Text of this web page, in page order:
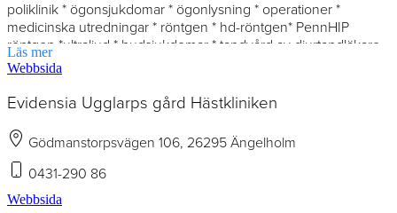
poliklinik * ögonsjukdomar * ögonlysning * operationer *
medicinska utredningar * röntgen * hd-röntgen* PennHIP
röntgen *ultraljud * hudsjukdomar * tandvård av djurtandläkare
& tandutb.sköterska * diabetes * förebyggande djursjukvård *
viktminskningsprogram * foderförsäljning.
Läs mer
Webbsida
Evidensia Ugglarps gård Hästkliniken
Gödmanstorpsvägen 106, 26295 Ängelholm
0431-290 86
Webbsida